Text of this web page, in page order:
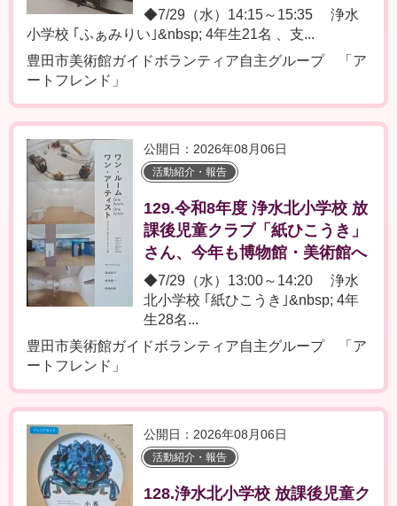
◆7/29（水）14:15～15:35 浄水
小学校 ｢ふぁみりい｣&nbsp; 4年生21名 、支...
豊田市美術館ガイドボランティア自主グループ 「ア
ートフレンド」
公開日：2026年08月06日
活動紹介・報告
129.令和8年度 浄水北小学校 放
課後児童クラブ「紙ひこうき」
さん、今年も博物館・美術館へ
◆7/29（水）13:00～14:20 浄水
北小学校 ｢紙ひこうき｣&nbsp; 4年
生28名...
豊田市美術館ガイドボランティア自主グループ 「ア
ートフレンド」
公開日：2026年08月06日
活動紹介・報告
128.浄水北小学校 放課後児童ク